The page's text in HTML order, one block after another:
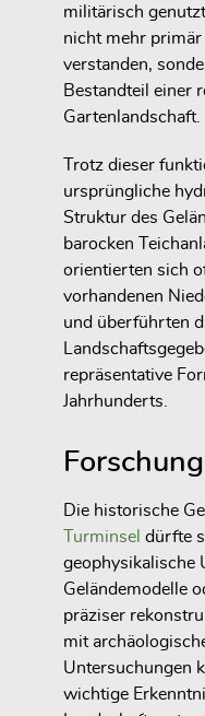
militärisch
nicht mehr
verstanden,
Bestandteil einer
Gartenlandschaft.
Trotz dieser
ursprüngliche
Struktur des
barocken
orientierten sich
vorhandenen
und überführten
repräsentative
Jahrhunderts.
Die historische
Turminsel dürfte
geophysikalische
Geländemodelle
präziser
mit
Untersuchungen
wichtige